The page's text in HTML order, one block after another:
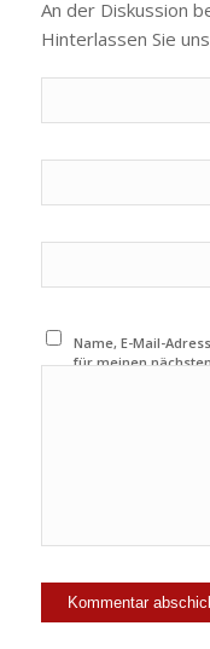
An der Diskussion
Hinterlassen Sie
Name, E-Mail-
für meinen